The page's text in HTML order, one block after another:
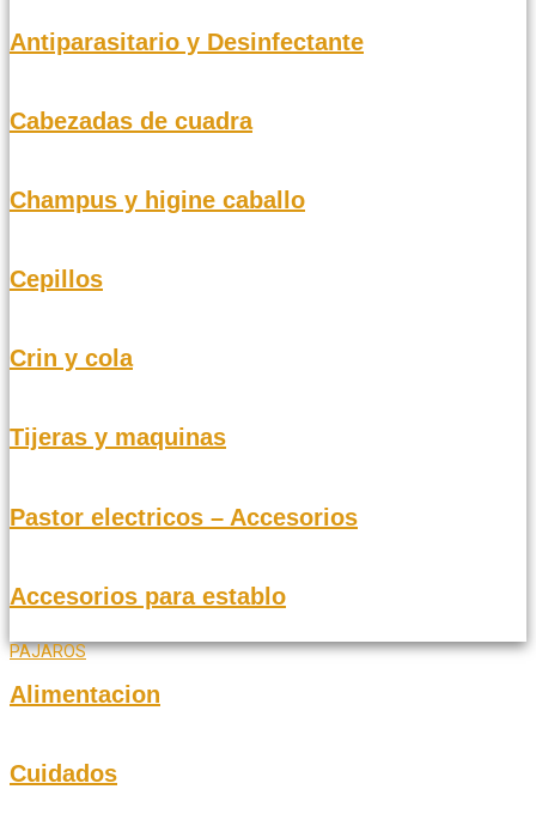
Antiparasitario y Desinfectante
Cabezadas de cuadra
Champus y higine caballo
Cepillos
Crin y cola
Tijeras y maquinas
Pastor electricos – Accesorios
Accesorios para establo
PAJAROS
Alimentacion
Cuidados